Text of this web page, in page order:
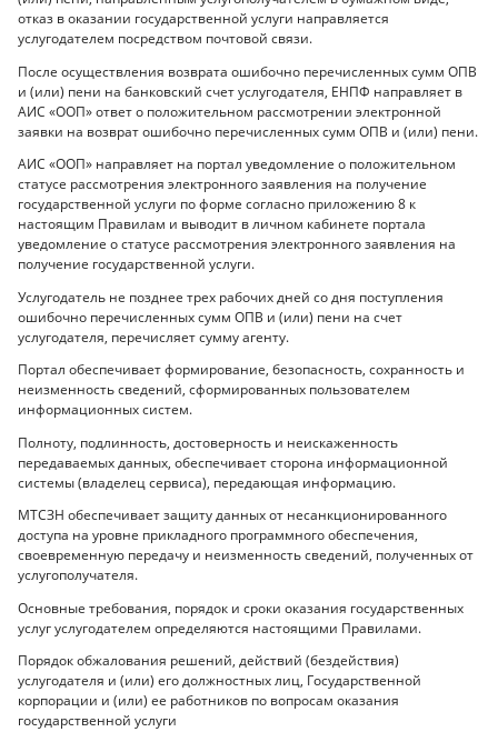
отказ в оказании государственной услуги направляется
услугодателем посредством почтовой связи.
После осуществления возврата ошибочно перечисленных сумм ОПВ
и (или) пени на банковский счет услугодателя, ЕНПФ направляет в
АИС «ООП» ответ о положительном рассмотрении электронной
заявки на возврат ошибочно перечисленных сумм ОПВ и (или) пени.
АИС «ООП» направляет на портал уведомление о положительном
статусе рассмотрения электронного заявления на получение
государственной услуги по форме согласно приложению 8 к
настоящим Правилам и выводит в личном кабинете портала
уведомление о статусе рассмотрения электронного заявления на
получение государственной услуги.
Услугодатель не позднее трех рабочих дней со дня поступления
ошибочно перечисленных сумм ОПВ и (или) пени на счет
услугодателя, перечисляет сумму агенту.
Портал обеспечивает формирование, безопасность, сохранность и
неизменность сведений, сформированных пользователем
информационных систем.
Полноту, подлинность, достоверность и неискаженность
передаваемых данных, обеспечивает сторона информационной
системы (владелец сервиса), передающая информацию.
МТСЗН обеспечивает защиту данных от несанкционированного
доступа на уровне прикладного программного обеспечения,
своевременную передачу и неизменность сведений, полученных от
услугополучателя.
Основные требования, порядок и сроки оказания государственных
услуг услугодателем определяются настоящими Правилами.
Порядок обжалования решений, действий (бездействия)
услугодателя и (или) его должностных лиц, Государственной
корпорации и (или) ее работников по вопросам оказания
государственной услуги